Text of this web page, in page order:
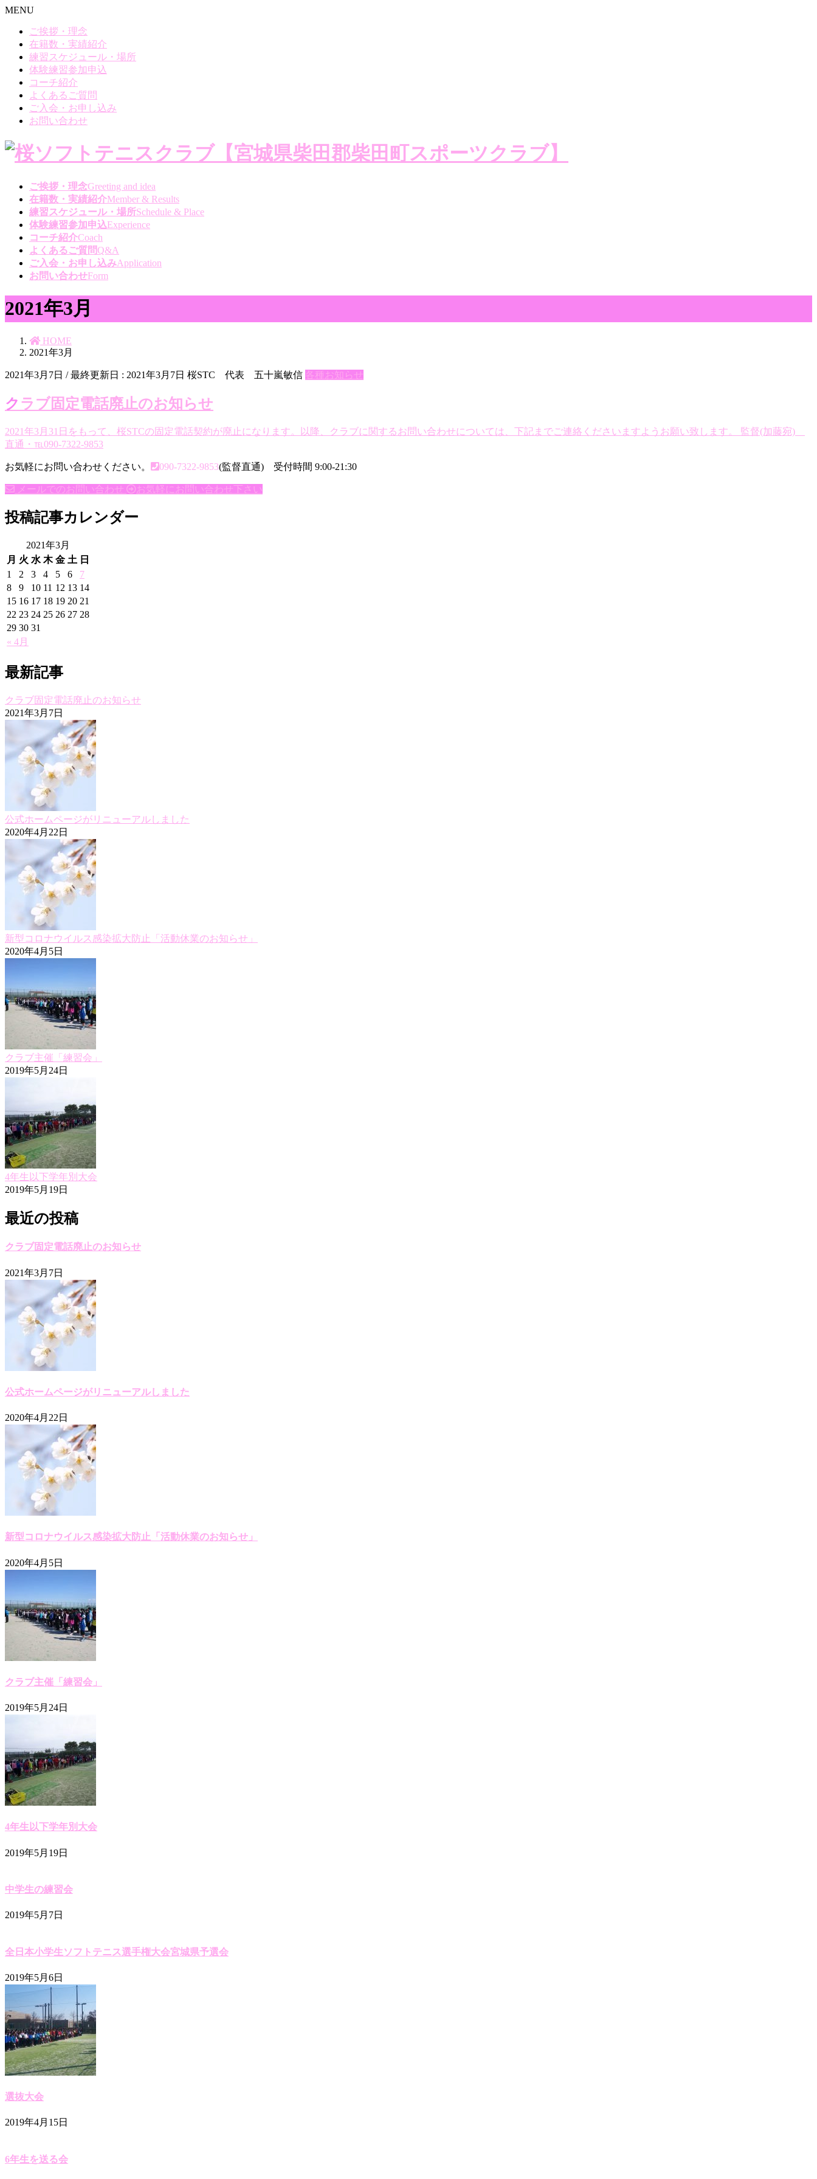
MENU
ご挨拶・理念
在籍数・実績紹介
練習スケジュール・場所
体験練習参加申込
コーチ紹介
よくあるご質問
ご入会・お申し込み
お問い合わせ
ご挨拶・理念Greeting and idea
在籍数・実績紹介Member & Results
練習スケジュール・場所Schedule & Place
体験練習参加申込Experience
コーチ紹介Coach
よくあるご質問Q&A
ご入会・お申し込みApplication
お問い合わせForm
2021年3月
HOME
2021年3月
2021年3月7日 / 最終更新日 : 2021年3月7日 桜STC 代表 五十嵐敏信 各種お知らせ
クラブ固定電話廃止のお知らせ
2021年3月31日をもって、桜STCの固定電話契約が廃止になります。以降、クラブに関するお問い合わせについては、下記までご連絡くださいますようお願い致します。 監督(加藤宛)
直通・℡090-7322-9853
お気軽にお問い合わせください。 090-7322-9853(監督直通) 受付時間 9:00-21:30
メールでのお問い合わせ お気軽にお問い合わせ下さい
投稿記事カレンダー
2021年3月
月 火 水 木 金 土 日
« 4月
1 2 3 4 5 6
7
8
9 10 11 12 13 14
15 16 17 18 19 20 21
22 23 24 25 26 27 28
29 30 31
最新記事
クラブ固定電話廃止のお知らせ
2021年3月7日
公式ホームページがリニューアルしました
2020年4月22日
新型コロナウイルス感染拡大防止「活動休業のお知らせ」
2020年4月5日
クラブ主催「練習会」
2019年5月24日
4年生以下学年別大会
2019年5月19日
最近の投稿
クラブ固定電話廃止のお知らせ
2021年3月7日
公式ホームページがリニューアルしました
2020年4月22日
新型コロナウイルス感染拡大防止「活動休業のお知らせ」
2020年4月5日
クラブ主催「練習会」
2019年5月24日
4年生以下学年別大会
2019年5月19日
中学生の練習会
2019年5月7日
全日本小学生ソフトテニス選手権大会宮城県予選会
2019年5月6日
選抜大会
2019年4月15日
6年生を送る会